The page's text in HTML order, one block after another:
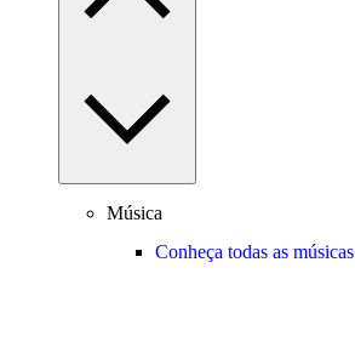
Música
Conheça todas as músicas